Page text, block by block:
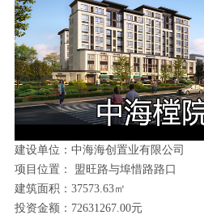
建设单位：中海海创置业有限公司
项目位置： 盟旺路与埠惜路路口
建筑面积：37573.63㎡
投资金额：72631267.00元